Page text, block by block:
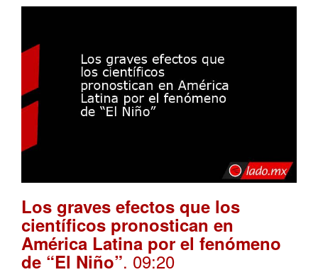
Los graves efectos que los
científicos pronostican en
América Latina por el fenómeno
de “El Niño”. 09:20